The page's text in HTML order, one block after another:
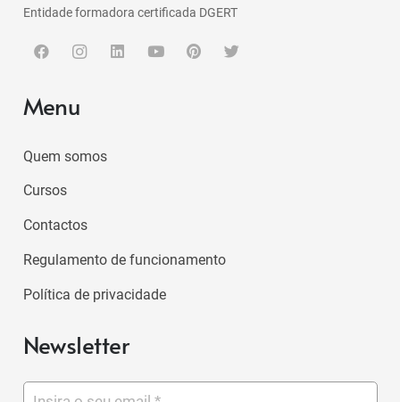
Entidade formadora certificada DGERT
Menu
Quem somos
Cursos
Contactos
Regulamento de funcionamento
Política de privacidade
Newsletter